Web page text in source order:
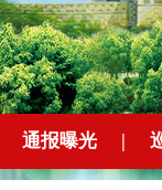
通报曝光 |